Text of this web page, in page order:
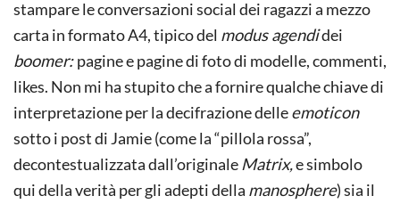
stampare le conversazioni social dei ragazzi a mezzo
carta in formato A4, tipico del modus agendidei
boomer:pagine e pagine di foto di modelle, commenti,
likes. Non mi ha stupito che a fornire qualche chiave di
interpretazione per la decifrazione delleemoticon
sotto i post di Jamie (come la “pillola rossa”,
decontestualizzata dall’originale Matrix,e simbolo
qui della verità per gli adepti della manosphere) sia il